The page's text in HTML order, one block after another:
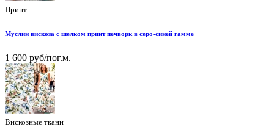
Принт
Муслин вискоза с шелком принт печворк в серо-синей гамме
1 600 руб/пог.м.
Вискозные ткани